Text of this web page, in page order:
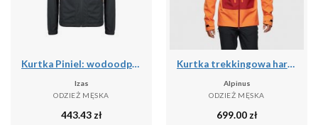
Kurtka Piniel: wodoodporna, oddychająca i wiatroszczelna na deszczowe przygody
Izas
ODZIEŻ MĘSKA
443.43zł
Kurtka trekkingowa hardshell męska Alpinus Besso
Alpinus
ODZIEŻ MĘSKA
699.00zł